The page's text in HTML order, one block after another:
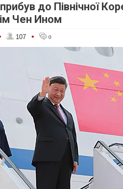
прибув до Північної
Чен Ином
107 • 0